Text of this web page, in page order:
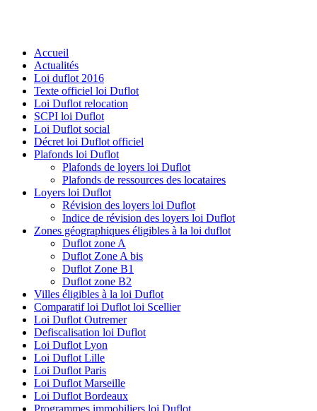
Accueil
Actualités
Loi duflot 2016
Texte officiel loi Duflot
Loi Duflot relocation
SCPI loi Duflot
Loi Duflot social
Décret loi Duflot officiel
Plafonds loi Duflot
Plafonds de loyers loi Duflot
Plafonds de ressources des locataires
Loyers loi Duflot
Révision des loyers loi Duflot
Indice de révision des loyers loi Duflot
Zones géographiques éligibles à la loi duflot
Duflot zone A
Duflot Zone A bis
Duflot Zone B1
Duflot zone B2
Villes éligibles à la loi Duflot
Comparatif loi Duflot loi Scellier
Loi Duflot Outremer
Defiscalisation loi Duflot
Loi Duflot Lyon
Loi Duflot Lille
Loi Duflot Paris
Loi Duflot Marseille
Loi Duflot Bordeaux
Programmes immobiliers loi Duflot